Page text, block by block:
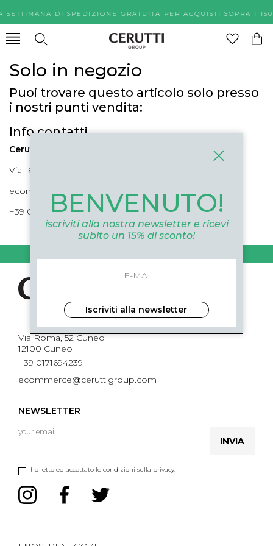
SETTIMANA DI SPEDIZIONE GRATUITA PER ACQUISTI
Solo in negozio
Puoi trovare questo articolo solo presso
i nostri punti vendita:
Info contatti
Cerutti Boutique
Via Roma, 52 Cuneo 12100 Cuneo
ecommerce@ceruttigroup.com
+39 0171694239
Via Roma, 52 Cuneo
12100 Cuneo
+39 0171694239
ecommerce@ceruttigroup.com
NEWSLETTER
ho letto ed accettato le condizioni sulla privacy.
INVIA
BENVENUTO!
iscriviti alla nostra newsletter e ricevi
subito un 15% di sconto!
Iscriviti alla newsletter